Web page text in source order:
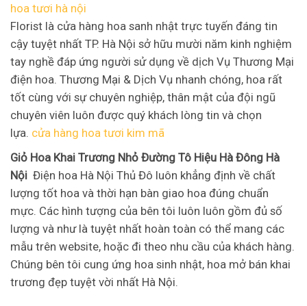
hoa tươi hà nội
Florist là cửa hàng hoa sanh nhật trực tuyến đáng tin
cậy tuyệt nhất TP. Hà Nội sở hữu mười năm kinh nghiệm
tay nghề đáp ứng người sử dụng về dịch Vụ Thương Mại
điện hoa. Thương Mại & Dịch Vụ nhanh chóng, hoa rất
tốt cùng với sự chuyên nghiệp, thân mật của đội ngũ
chuyên viên luôn được quý khách lòng tin và chọn
lựa. cửa hàng hoa tươi kim mã
Giỏ Hoa Khai Trương Nhỏ Đường Tô Hiệu Hà Đông Hà
Nội Điện hoa Hà Nội Thủ Đô luôn khẳng định về chất
lượng tốt hoa và thời hạn bàn giao hoa đúng chuẩn
mực. Các hình tượng của bên tôi luôn luôn gồm đủ số
lượng và như là tuyệt nhất hoàn toàn có thể mang các
mẫu trên website, hoặc đi theo nhu cầu của khách hàng.
Chúng bên tôi cung ứng hoa sinh nhật, hoa mở bán khai
trương đẹp tuyệt vời nhất Hà Nội.